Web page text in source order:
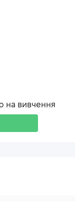
на вивчення